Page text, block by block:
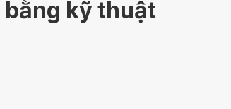
bằng kỹ thuật